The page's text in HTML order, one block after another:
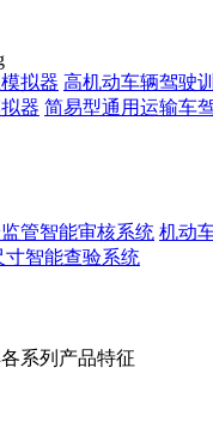
拟器 高机动车辆驾驶
器 简易型通用运输车
管智能审核系统 机动
寸智能查验系统
系列产品特征